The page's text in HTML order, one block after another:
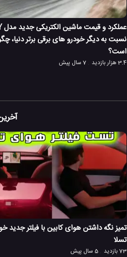
نسبت به دیگر خودرو های برقی برتر دنیا،
است؟
3.4 هزار بازدید 7 سال پیش
تمیز نگه داشتن هوای کابین با فیلتر جدید
تسلا
73 بازدید 5 سال پیش